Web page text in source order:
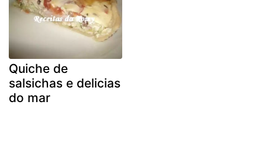
Quiche de
salsichas e delicias
do mar